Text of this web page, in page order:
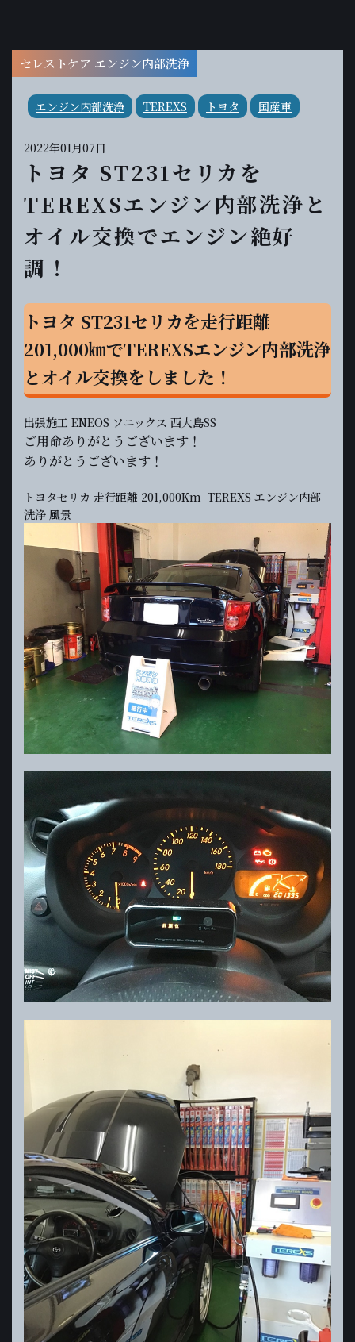
セレストケア エンジン内部洗浄
エンジン内部洗浄 TEREXS トヨタ 国産車
2022年01月07日
トヨタ ST231セリカを
TEREXSエンジン内部洗浄と
オイル交換でエンジン絶好
調！
トヨタ ST231セリカを走行距離
201,000㎞でTEREXSエンジン内部洗浄
とオイル交換をしました！
出張施工 ENEOS ソニックス 西大島SS
ご用命ありがとうございます！
ありがとうございます！
トヨタセリカ 走行距離 201,000Km TEREXS エンジン内部
洗浄 風景